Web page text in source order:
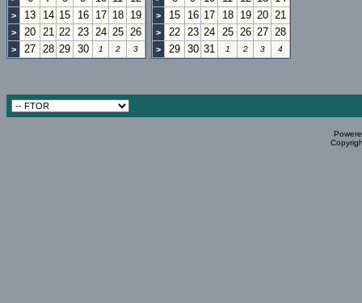
> 13 14 15 16 17 18 19
> 20 21 22 23 24 25 26
> 27 28 29 30 1 2 3
> 15 16 17 18 19 20 21
> 22 23 24 25 26 27 28
> 29 30 31 1 2 3 4